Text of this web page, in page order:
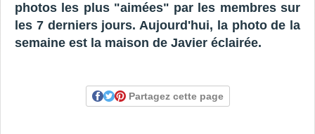
photos les plus "aimées" par les membres sur
les 7 derniers jours. Aujourd'hui, la photo de la
semaine est la maison de Javier éclairée.
Partagez cette page